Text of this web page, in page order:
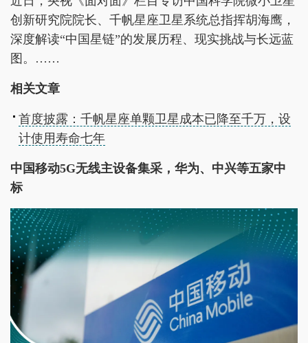
创新研究院院长、千帆星座卫星系统总指挥胡海鹰，
深度解读“中国星链”的发展历程、现实挑战与长远蓝
图。……
相关文章
首度披露：千帆星座单颗卫星成本已降至千万，设
计使用寿命七年
中国移动5G无线主设备集采，华为、中兴等五家中
标